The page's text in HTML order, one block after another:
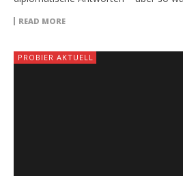
READ MORE
PROBIER AKTUELL